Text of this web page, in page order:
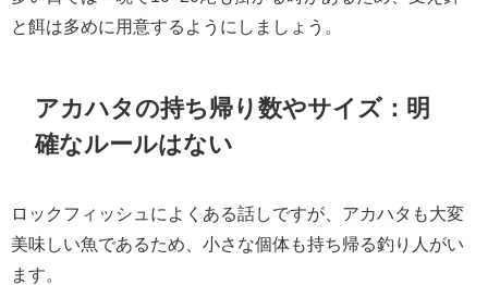
と餌は多めに用意するようにしましょう。
アカハタの持ち帰り数やサイズ：明
確なルールはない
ロックフィッシュによくある話しですが、アカハタも大変
美味しい魚であるため、小さな個体も持ち帰る釣り人がい
ます。